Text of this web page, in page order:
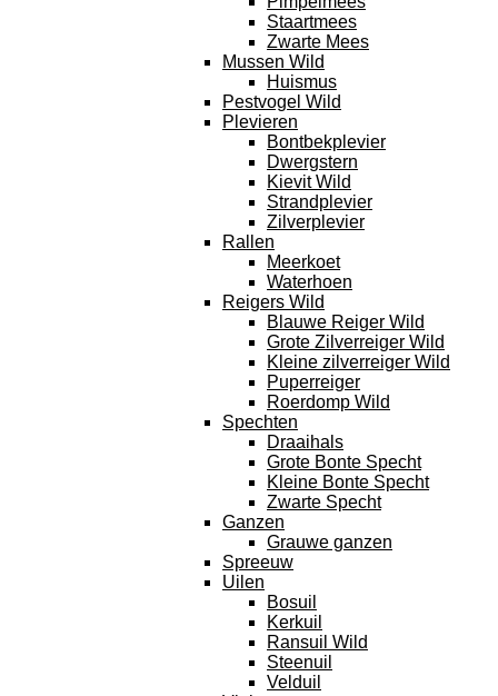
Staartmees
Zwarte Mees
Mussen Wild
Huismus
Pestvogel Wild
Plevieren
Bontbekplevier
Dwergstern
Kievit Wild
Strandplevier
Zilverplevier
Rallen
Meerkoet
Waterhoen
Reigers Wild
Blauwe Reiger Wild
Grote Zilverreiger Wild
Kleine zilverreiger Wild
Puperreiger
Roerdomp Wild
Spechten
Draaihals
Grote Bonte Specht
Kleine Bonte Specht
Zwarte Specht
Ganzen
Grauwe ganzen
Spreeuw
Uilen
Bosuil
Kerkuil
Ransuil Wild
Steenuil
Velduil